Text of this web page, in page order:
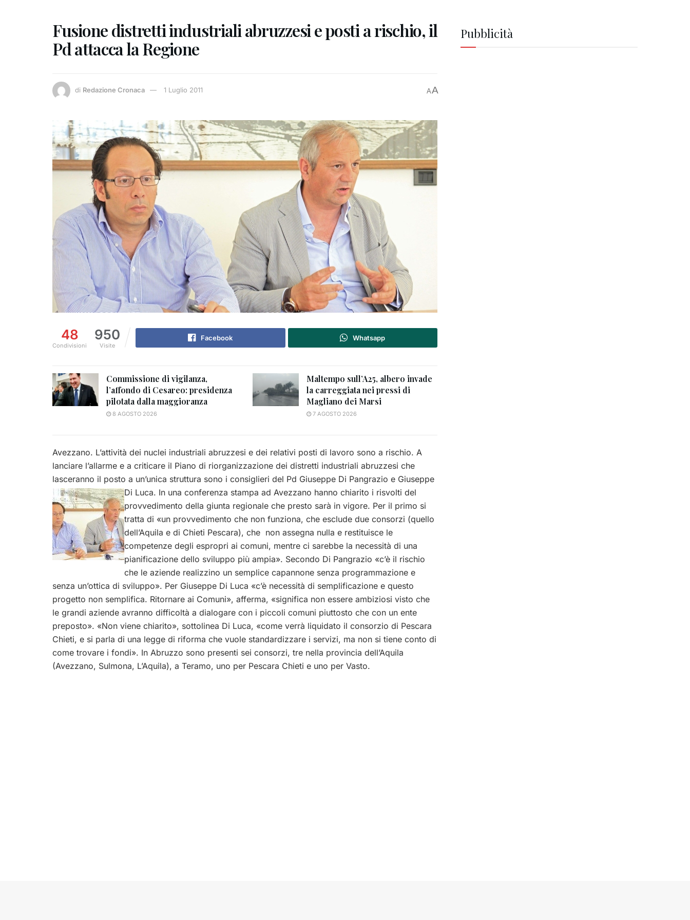
Fusione distretti industriali abruzzesi e posti a rischio, il
Pd attacca la Regione
di Redazione Cronaca 1 Luglio 2011 AA
48
Condivisioni
950
Visite
Facebook Whatsapp
Commissione di vigilanza,
l’affondo di Cesareo: presidenza
pilotata dalla maggioranza
8 AGOSTO 2026
Maltempo sull’A25, albero invade
la carreggiata nei pressi di
Magliano dei Marsi
7 AGOSTO 2026
Avezzano. L’attività dei nuclei industriali abruzzesi e dei relativi posti di lavoro sono a rischio. A
lanciare l’allarme e a criticare il Piano di riorganizzazione dei distretti industriali abruzzesi che
lasceranno il posto a un’unica struttura sono i consiglieri del Pd Giuseppe Di Pangrazio e Giuseppe
Di Luca. In una conferenza stampa ad Avezzano hanno chiarito i risvolti del
provvedimento della giunta regionale che presto sarà in vigore. Per il primo si
tratta di «un provvedimento che non funziona, che esclude due consorzi (quello
dell’Aquila e di Chieti Pescara), che non assegna nulla e restituisce le
competenze degli espropri ai comuni, mentre ci sarebbe la necessità di una
pianificazione dello sviluppo più ampia». Secondo Di Pangrazio «c’è il rischio
che le aziende realizzino un semplice capannone senza programmazione e
senza un’ottica di sviluppo». Per Giuseppe Di Luca «c’è necessità di semplificazione e questo
progetto non semplifica. Ritornare ai Comuni», afferma, «significa non essere ambiziosi visto che
le grandi aziende avranno difficoltà a dialogare con i piccoli comuni piuttosto che con un ente
preposto». «Non viene chiarito», sottolinea Di Luca, «come verrà liquidato il consorzio di Pescara
Chieti, e si parla di una legge di riforma che vuole standardizzare i servizi, ma non si tiene conto di
come trovare i fondi». In Abruzzo sono presenti sei consorzi, tre nella provincia dell’Aquila
(Avezzano, Sulmona, L’Aquila), a Teramo, uno per Pescara Chieti e uno per Vasto.
Pubblicità